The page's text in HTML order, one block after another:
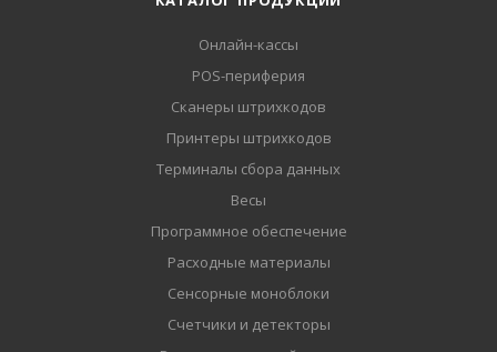
Онлайн-кассы
POS-периферия
Сканеры штрихкодов
Принтеры штрихкодов
Терминалы сбора данных
Весы
Программное обеспечение
Расходные материалы
Сенсорные моноблоки
Счетчики и детекторы